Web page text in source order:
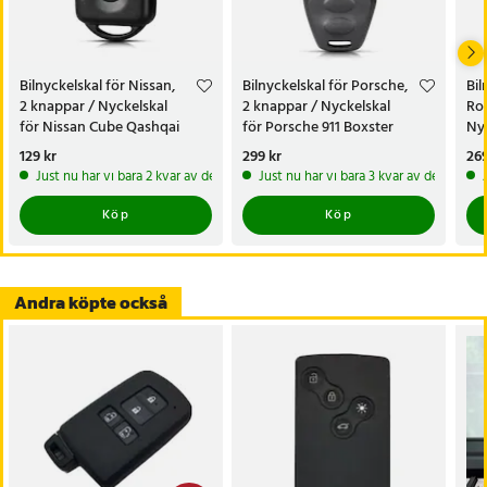
- Antal knappar: 2
- Kompatibilitet: Mitsubishi Colt, Mitsubishi Carisma och
Mitsubishi Space Star
- Nyckeltyp: Rakt blad med rundat huvud och höger spår
- Material: Plast och koppar
- Mått: 7,8 x 4,2 x 1,5 cm
- Vikt: 24 g
- Observera: Endast skal ingår, utan kretskort, batteri och chip
Artikelnummer:130977
Bilnyckelskal för Nissan,
2 knappar / Nyckelskal
för Nissan Cube Qashqai
Juke Navara X-Trail
Pris:129 kr
129 kr
Just nu har vi bara 2 kvar av denna produkt
Köp
Bilnyckelskal för Porsche,
2 knappar / Nyckelskal
för Porsche 911 Boxster
Pris:299 kr
299 kr
Just nu har vi bara 3 kvar av denna
Köp
Andra köpte också